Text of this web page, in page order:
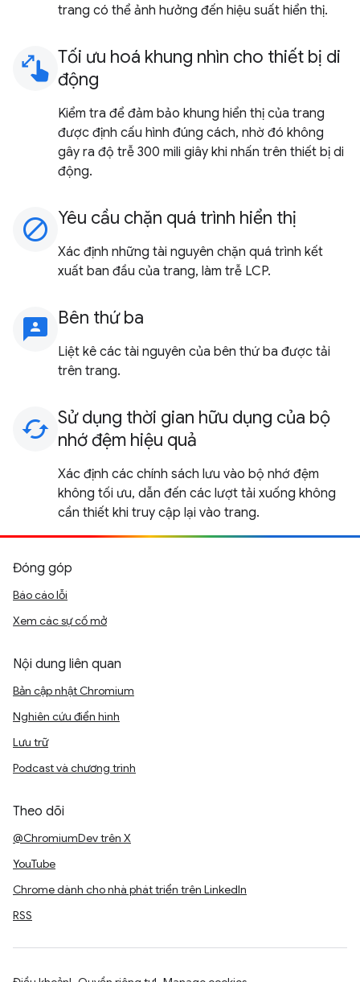
trang có thể ảnh hưởng đến hiệu suất hiển thị.
pinch Tối ưu hoá khung nhìn cho thiết bị di
động
Kiểm tra để đảm bảo khung hiển thị của trang
được định cấu hình đúng cách, nhờ đó không
gây ra độ trễ 300 mili giây khi nhấn trên thiết bị di
động.
block Yêu cầu chặn quá trình hiển thị
Xác định những tài nguyên chặn quá trình kết
xuất ban đầu của trang, làm trễ LCP.
3p Bên thứ ba
Liệt kê các tài nguyên của bên thứ ba được tải
trên trang.
cached Sử dụng thời gian hữu dụng của bộ
nhớ đệm hiệu quả
Xác định các chính sách lưu vào bộ nhớ đệm
không tối ưu, dẫn đến các lượt tải xuống không
cần thiết khi truy cập lại vào trang.
Đóng góp
Báo cáo lỗi
Xem các sự cố mở
Nội dung liên quan
Bản cập nhật Chromium
Nghiên cứu điển hình
Lưu trữ
Podcast và chương trình
Theo dõi
@ChromiumDev trên X
YouTube
Chrome dành cho nhà phát triển trên LinkedIn
RSS